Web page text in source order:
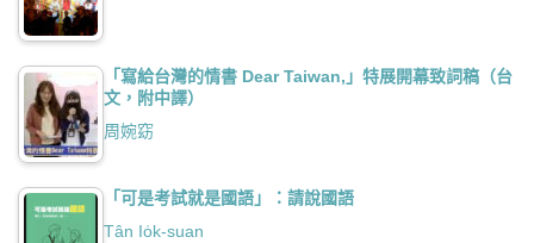
「寫給台灣的情書 Dear Taiwan,」特展開幕致詞稿（台
文，附中譯）
周婉窈
「可是考試就是國語」：請說國語
Tân Io̍k-suan